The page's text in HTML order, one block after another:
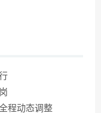
程动态调整